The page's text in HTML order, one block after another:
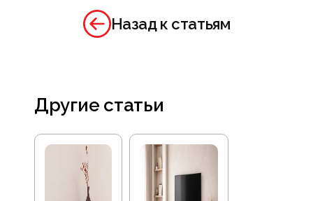
Назад к статьям
Другие статьи